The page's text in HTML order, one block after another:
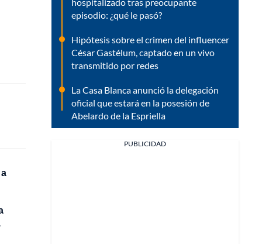
episodio: ¿qué le pasó?
Hipótesis sobre el crimen del influencer
César Gastélum, captado en un vivo
transmitido por redes
La Casa Blanca anunció la delegación
oficial que estará en la posesión de
Abelardo de la Espriella
PUBLICIDAD